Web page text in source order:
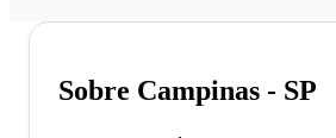
Sobre Campinas - SP